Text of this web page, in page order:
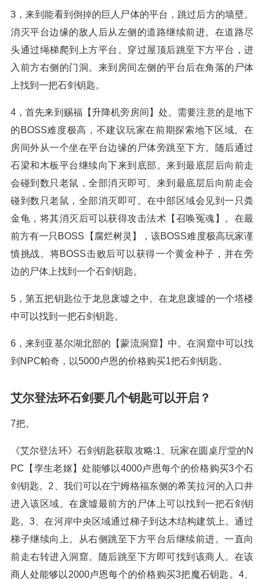
3，来到能看到倒掉的巨人尸体的平台，跳过后方的墙壁。
消灭平台边缘的敌人后从左侧的道路继续前进。在道路尽
头通过绳梯爬到上方平台。穿过屋顶后跳至下方平台，进
入前方右侧的门洞。来到房间左侧的平台后在角落的尸体
上找到一把石剑钥匙。
4，首先来到赐福【升降机旁房间】处。需要注意的是地下
的BOSS难度极高，不建议玩家在前期探索地下区域。在
房间外从一个坐在平台边缘的尸体旁跳至下方。随后通过
石梁和木板平台继续向下来到底部。来到最底层后向前走
会碰到数只老鼠，全部消灭即可。来到最底层后向前走会
碰到数只老鼠，全部消灭即可。在中部区域会见到一只粪
金龟，将其消灭后可以获得攻击法术【召唤冤魂】。在最
前方有一只BOSS【腐烂树灵】，该BOSS难度极高玩家谨
慎挑战。将BOSS击败后可以获得一个黄金种子，并在旁
边的尸体上找到一个石剑钥匙。
5，第五把钥匙位于龙息废墟之中。在龙息废墟的一个塔楼
中可以找到一把石剑钥匙。
6，来到亚基尔湖北部的【蒙流洞窟】中。在洞窟中可以找
到NPC帕奇，以5000卢恩的价格购买1把石剑钥匙。
艾尔登法环石剑要几个钥匙可以开启？
7把。
《艾尔登法环》石剑钥匙获取攻略:1、玩家在圆桌厅堂的N
PC【孪生老妪】处能够以4000卢恩每个的价格购买3个石
剑钥匙。2、我们可以在宁姆格福东侧的希芙拉河的入口井
进入该区域。在废墟最前方的尸体上可以找到一把石剑钥
匙。3、在河岸中央区域通过梯子到达木结构建筑上。通过
梯子继续向上。从右侧跳至下方平台后继续前进。一直向
前走右转进入洞窟。随后跳至下方即可找到该商人。在该
商人处能够以2000卢恩每个的价格购买3把魔石钥匙。4、